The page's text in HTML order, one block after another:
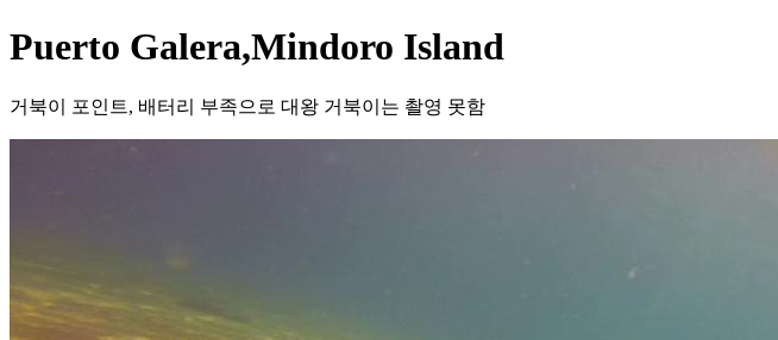
Puerto Galera,Mindoro Island
거북이 포인트, 배터리 부족으로 대왕 거북이는 촬영 못함